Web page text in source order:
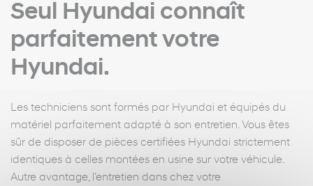
Seul Hyundai connaît
parfaitement votre
Hyundai.
Les techniciens sont formés par Hyundai et équipés du
matériel parfaitement adapté à son entretien. Vous êtes
sûr de disposer de pièces certifiées Hyundai strictement
identiques à celles montées en usine sur votre véhicule.
Autre avantage, l’entretien dans chez votre